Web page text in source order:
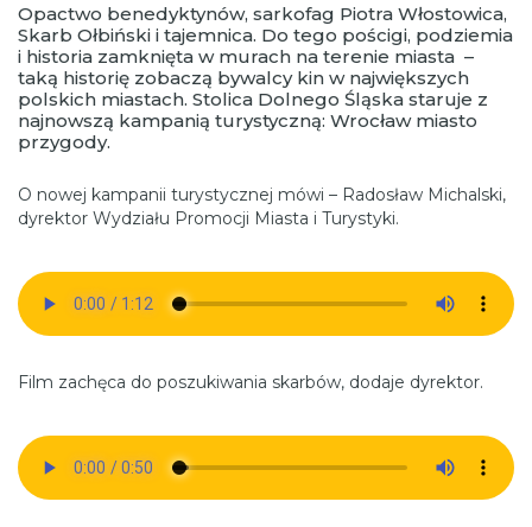
Opactwo benedyktynów, sarkofag Piotra Włostowica,
Skarb Ołbiński i tajemnica. Do tego pościgi, podziemia
i historia zamknięta w murach na terenie miasta –
taką historię zobaczą bywalcy kin w największych
polskich miastach. Stolica Dolnego Śląska staruje z
najnowszą kampanią turystyczną: Wrocław miasto
przygody.
O nowej kampanii turystycznej mówi – Radosław Michalski,
dyrektor Wydziału Promocji Miasta i Turystyki.
Film zachęca do poszukiwania skarbów, dodaje dyrektor.